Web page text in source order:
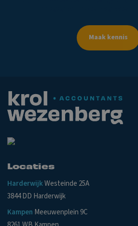
Maak kennis
Locaties
HarderwijkWesteinde 25A
3844 DD Harderwijk
Kampen Meeuwenplein 9C